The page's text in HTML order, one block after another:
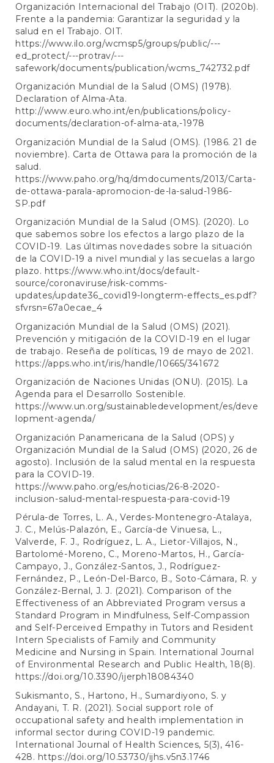
Organización Internacional del Trabajo (OIT). (2020b).
Frente a la pandemia: Garantizar la seguridad y la
salud en el Trabajo. OIT.
https://www.ilo.org/wcmsp5/groups/public/---
ed_protect/---protrav/---
safework/documents/publication/wcms_742732.pdf
Organización Mundial de la Salud (OMS) (1978).
Declaration of Alma-Ata.
http://www.euro.who.int/en/publications/policy-
documents/declaration-of-alma-ata,-1978
Organización Mundial de la Salud (OMS). (1986. 21 de
noviembre). Carta de Ottawa para la promoción de la
salud.
https://www.paho.org/hq/dmdocuments/2013/Carta-
de-ottawa-parala-apromocion-de-la-salud-1986-
SP.pdf
Organización Mundial de la Salud (OMS). (2020). Lo
que sabemos sobre los efectos a largo plazo de la
COVID-19. Las últimas novedades sobre la situación
de la COVID-19 a nivel mundial y las secuelas a largo
plazo. https://www.who.int/docs/default-
source/coronaviruse/risk-comms-
updates/update36_covid19-longterm-effects_es.pdf?
sfvrsn=67a0ecae_4
Organización Mundial de la Salud (OMS) (2021).
Prevención y mitigación de la COVID-19 en el lugar
de trabajo. Reseña de políticas, 19 de mayo de 2021.
https://apps.who.int/iris/handle/10665/341672
Organización de Naciones Unidas (ONU). (2015). La
Agenda para el Desarrollo Sostenible.
https://www.un.org/sustainabledevelopment/es/deve
lopment-agenda/
Organización Panamericana de la Salud (OPS) y
Organización Mundial de la Salud (OMS) (2020, 26 de
agosto). Inclusión de la salud mental en la respuesta
para la COVID-19.
https://www.paho.org/es/noticias/26-8-2020-
inclusion-salud-mental-respuesta-para-covid-19
Pérula-de Torres, L. A., Verdes-Montenegro-Atalaya,
J. C., Melús-Palazón, E., García-de Vinuesa, L.,
Valverde, F. J., Rodríguez, L. A., Lietor-Villajos, N.,
Bartolomé-Moreno, C., Moreno-Martos, H., García-
Campayo, J., González-Santos, J., Rodríguez-
Fernández, P., León-Del-Barco, B., Soto-Cámara, R. y
González-Bernal, J. J. (2021). Comparison of the
Effectiveness of an Abbreviated Program versus a
Standard Program in Mindfulness, Self-Compassion
and Self-Perceived Empathy in Tutors and Resident
Intern Specialists of Family and Community
Medicine and Nursing in Spain. International Journal
of Environmental Research and Public Health, 18(8).
https://doi.org/10.3390/ijerph18084340
Sukismanto, S., Hartono, H., Sumardiyono, S. y
Andayani, T. R. (2021). Social support role of
occupational safety and health implementation in
informal sector during COVID-19 pandemic.
International Journal of Health Sciences, 5(3), 416-
428. https://doi.org/10.53730/ijhs.v5n3.1746